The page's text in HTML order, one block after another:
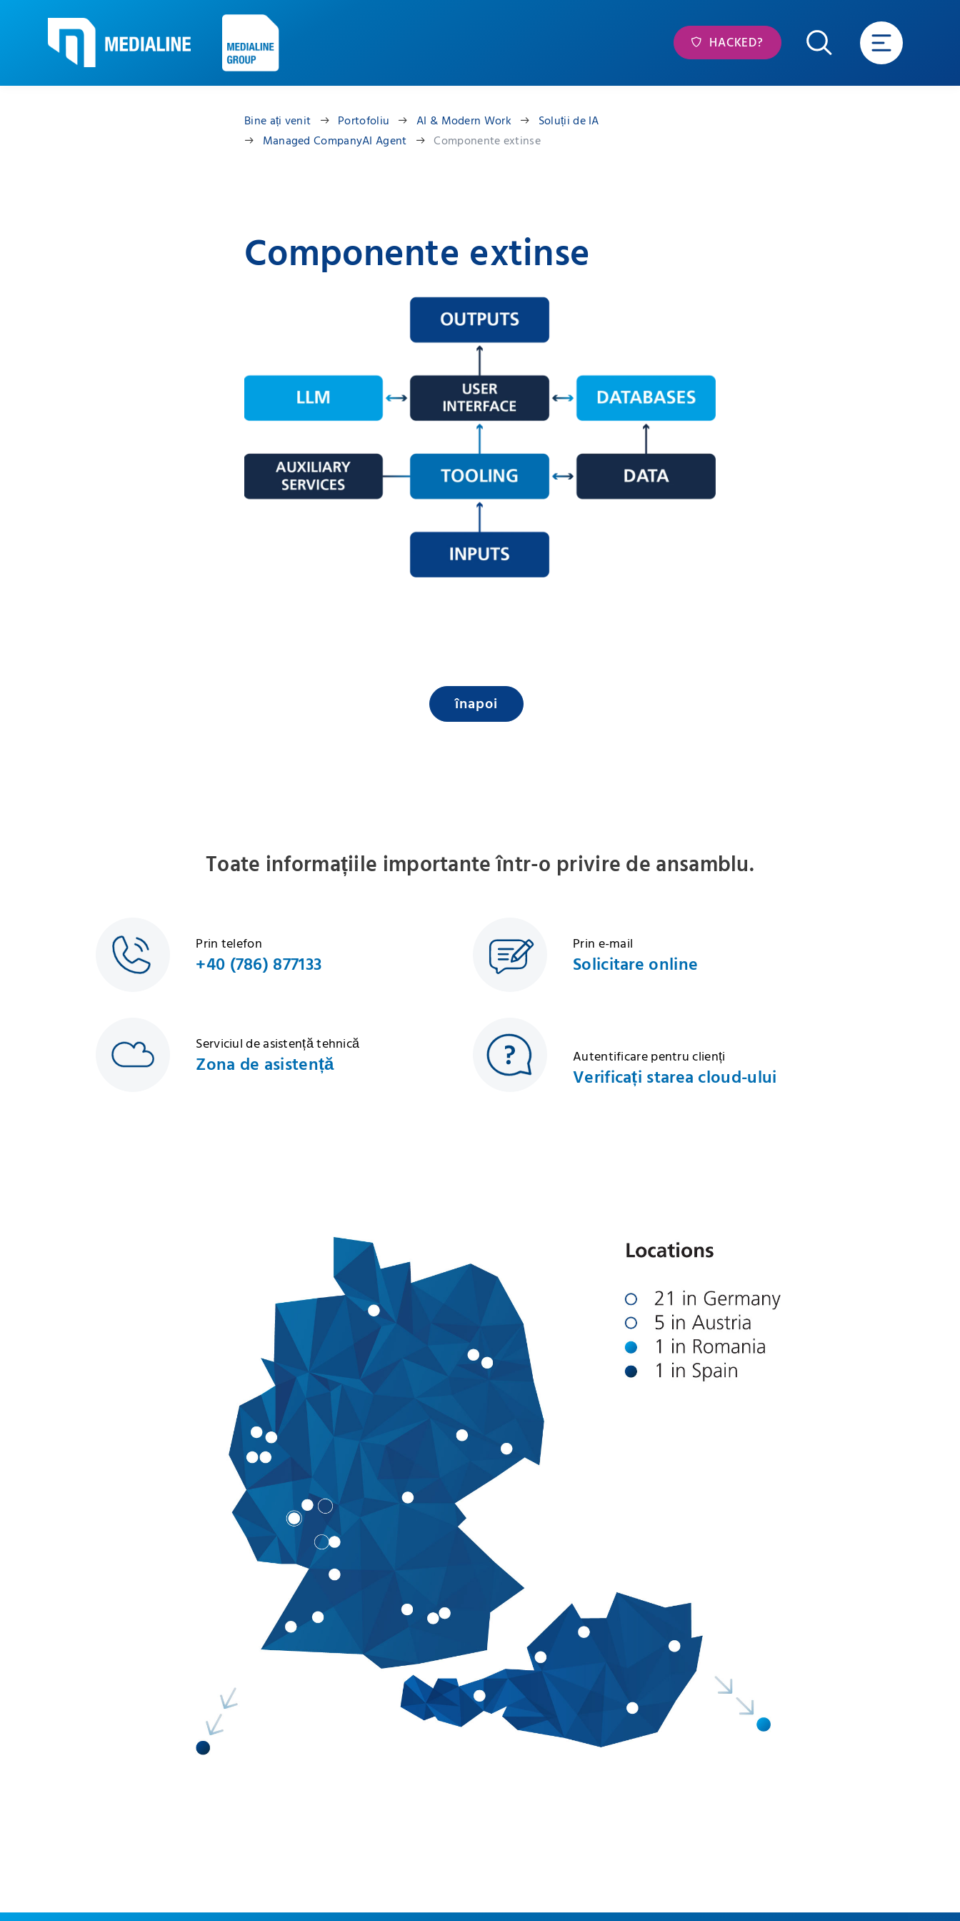
HACKED?
Bine ați venit Portofoliu AI & Modern Work
Soluții de IA
Managed CompanyAI Agent
Componente extinse
Componente extinse
înapoi
Toate informațiile importante într-o privire de ansamblu.
Prin telefon
+40 (786) 877133
Prin e-mail
Solicitare online
Serviciul de asistență tehnică
Zona de asistență Autentificare pentru clienți
Verificați starea cloud-ului